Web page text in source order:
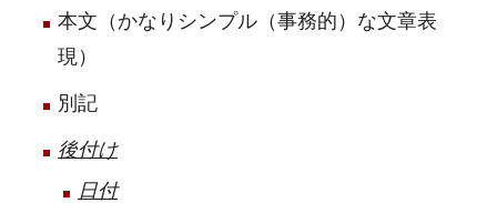
本文（かなりシンプル（事務的）な文章表
現）
別記
後付け
日付